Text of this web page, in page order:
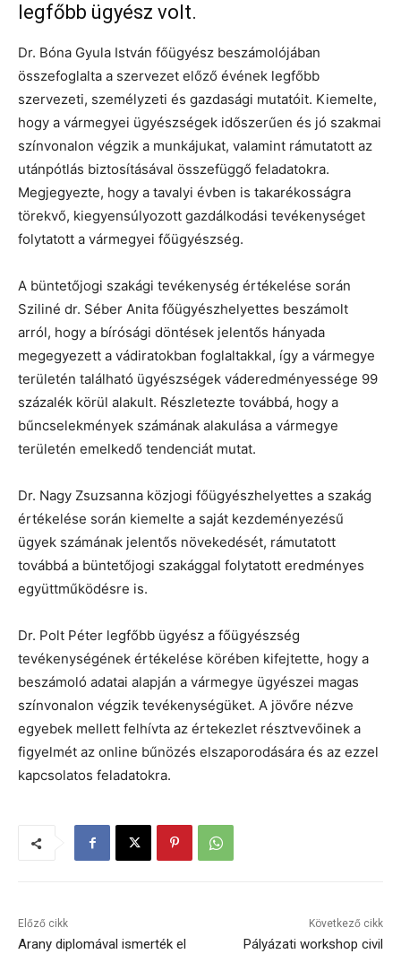
legfőbb ügyész volt.
Dr. Bóna Gyula István főügyész beszámolójában
összefoglalta a szervezet előző évének legfőbb
szervezeti, személyzeti és gazdasági mutatóit. Kiemelte,
hogy a vármegyei ügyészségek időszerűen és jó szakmai
színvonalon végzik a munkájukat, valamint rámutatott az
utánpótlás biztosításával összefüggő feladatokra.
Megjegyezte, hogy a tavalyi évben is takarékosságra
törekvő, kiegyensúlyozott gazdálkodási tevékenységet
folytatott a vármegyei főügyészség.
A büntetőjogi szakági tevékenység értékelése során
Sziliné dr. Séber Anita főügyészhelyettes beszámolt
arról, hogy a bírósági döntések jelentős hányada
megegyezett a vádiratokban foglaltakkal, így a vármegye
területén található ügyészségek váderedményessége 99
százalék körül alakult. Részletezte továbbá, hogy a
bűncselekmények számának alakulása a vármegye
területén emelkedő tendenciát mutat.
Dr. Nagy Zsuzsanna közjogi főügyészhelyettes a szakág
értékelése során kiemelte a saját kezdeményezésű
ügyek számának jelentős növekedését, rámutatott
továbbá a büntetőjogi szakággal folytatott eredményes
együttműködésre is.
Dr. Polt Péter legfőbb ügyész a főügyészség
tevékenységének értékelése körében kifejtette, hogy a
beszámoló adatai alapján a vármegye ügyészei magas
színvonalon végzik tevékenységüket. A jövőre nézve
egyebek mellett felhívta az értekezlet résztvevőinek a
figyelmét az online bűnözés elszaporodására és az ezzel
kapcsolatos feladatokra.
Előző cikk
Arany diplomával ismerték el
Következő cikk
Pályázati workshop civil